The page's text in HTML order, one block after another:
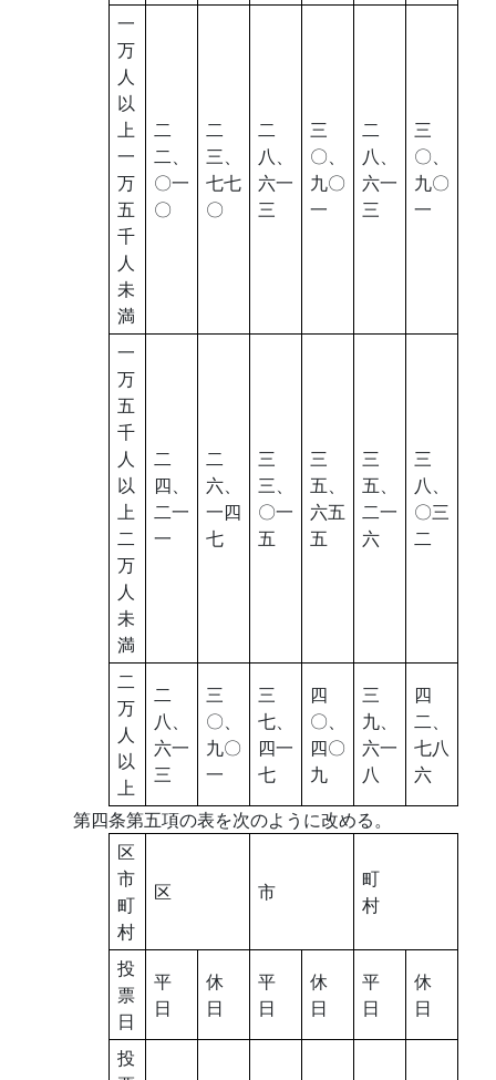
一
万
人
以
上
一
万
五
千
人
未
満
二
二、
〇一
〇
二
三、
七七
〇
二
八、
六一
三
三
〇、
九〇
一
二
八、
六一
三
三
〇、
九〇
一
一
万
五
千
人
以
上
二
万
人
未
満
二
四、
二一
一
二
六、
一四
七
三
三、
〇一
五
三
五、
六五
五
三
五、
二一
六
三
八、
〇三
二
二
万
人
以
上
二
八、
六一
三
三
〇、
九〇
一
三
七、
四一
七
四
〇、
四〇
九
三
九、
六一
八
四
二、
七八
六
第四条第五項の表を次のように改める。
区
市
町
村
区 市
町
村
投
票
日
平
日
休
日
平
日
休
日
平
日
休
日
投